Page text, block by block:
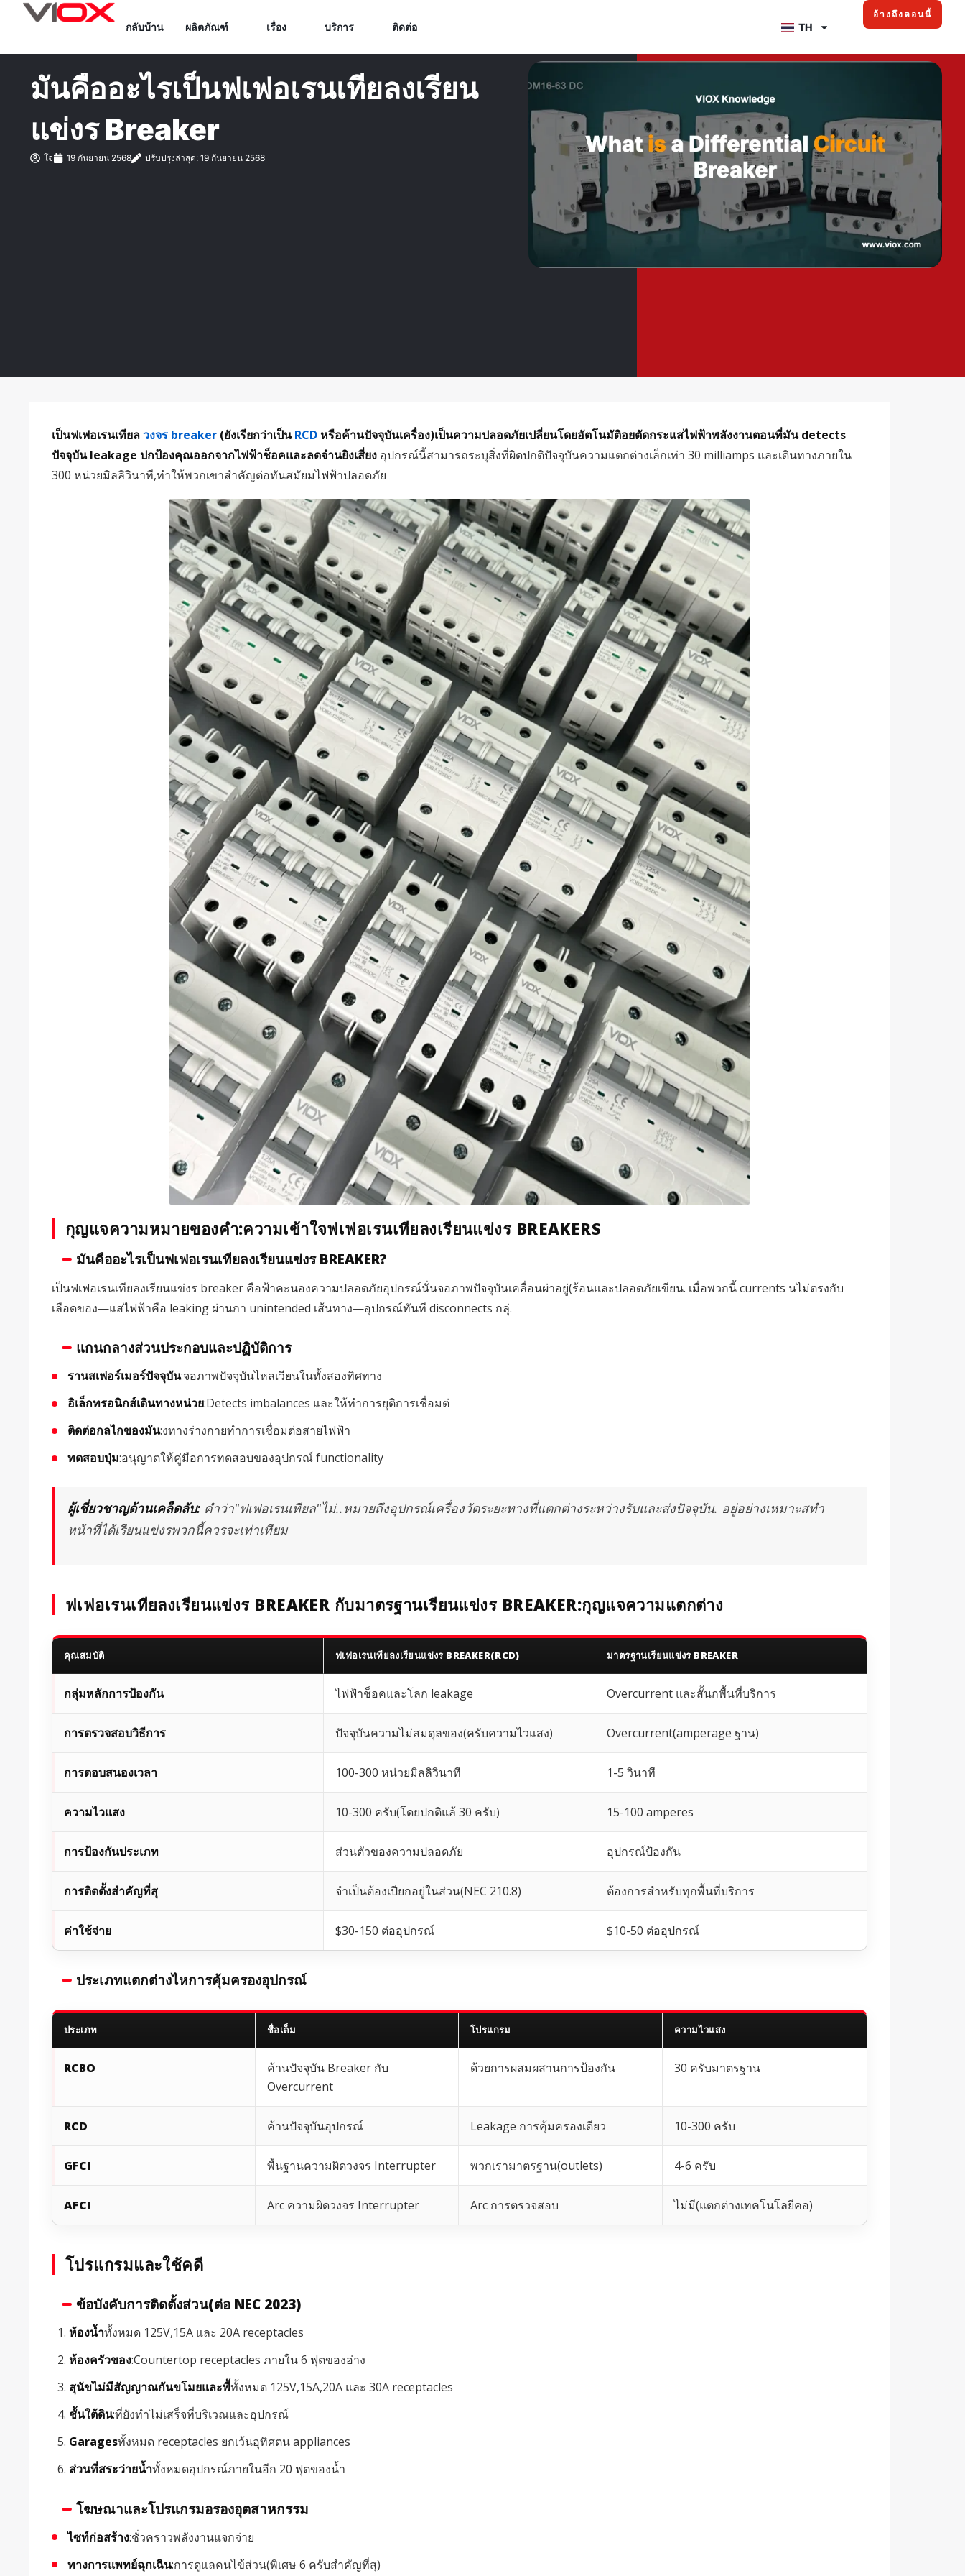
ยัง
กลับบ้าน ผลิตภัณฑ์ เรื่อง บริการ ติดต่อ TH
อ้างถึงตอนนี้
มันคืออะไรเป็นฟเฟอเรนเทียลงเรียน
แข่งร Breaker
โจ 19 กันยายน 2568 ปรับปรุงล่าสุด: 19 กันยายน 2568
เป็นฟเฟอเรนเทียลวงจร breaker (ยังเรียกว่าเป็นRCD หรือค้านปัจจุบันเครื่อง)เป็นความปลอดภัยเปลี่ยนโดยอัตโนมัติอยตัดกระแสไฟฟ้าพลังงานตอนที่มัน detects
ปัจจุบัน leakage ปกป้องคุณออกจากไฟฟ้าช็อคและลดจำนยิงเสี่ยง อุปกรณ์นี้สามารถระบุสิ่งที่ผิดปกติปัจจุบันความแตกต่างเล็กเท่า 30 milliamps และเดินทางภายใน
300 หน่วยมิลลิวินาที,ทำให้พวกเขาสำคัญต่อทันสมัยมไฟฟ้าปลอดภัย
กุญแจความหมายของคำ:ความเข้าใจฟเฟอเรนเทียลงเรียนแข่งร BREAKERS
มันคืออะไรเป็นฟเฟอเรนเทียลงเรียนแข่งร BREAKER?
เป็นฟเฟอเรนเทียลงเรียนแข่งร breaker คือฟ้าคะนองความปลอดภัยอุปกรณ์นั่นจอภาพปัจจุบันเคลื่อนผ่าอยู่(ร้อนและปลอดภัยเขียน. เมื่อพวกนี้ currents นไม่ตรงกับ
เลือดของ—แสไฟฟ้าคือ leaking ผ่านกา unintended เส้นทาง—อุปกรณ์ทันที disconnects กลุ่.
แกนกลางส่วนประกอบและปฏิบัติการ
รานสเฟอร์เมอร์ปัจจุบัน:จอภาพปัจจุบันไหลเวียนในทั้งสองทิศทาง
อิเล็กทรอนิกส์เดินทางหน่วย:Detects imbalances และให้ทำการยุติการเชื่อมต่
ติดต่อกลไกของมัน:งทางร่างกายทำการเชื่อมต่อสายไฟฟ้า
ทดสอบปุ่ม:อนุญาตให้คู่มือการทดสอบของอุปกรณ์ functionality
ผู้เชี่ยวชาญด้านเคล็ดลับ: คำว่า"ฟเฟอเรนเทียล"ไม่..หมายถึงอุปกรณ์เครื่องวัดระยะทางที่แตกต่างระหว่างรับและส่งปัจจุบัน. อยู่อย่างเหมาะสทำ
หน้าที่ได้เรียนแข่งรพวกนี้ควรจะเท่าเทียม
ฟเฟอเรนเทียลงเรียนแข่งร BREAKER กับมาตรฐานเรียนแข่งร BREAKER:กุญแจความแตกต่าง
คุณสมบัติ ฟเฟอเรนเทียลงเรียนแข่งร BREAKER(RCD) มาตรฐานเรียนแข่งร BREAKER
กลุ่มหลักการป้องกัน ไฟฟ้าช็อคและโลก leakage Overcurrent และสั้นกพื้นที่บริการ
การตรวจสอบวิธีการ ปัจจุบันความไม่สมดุลของ(ครับความไวแสง) Overcurrent(amperage ฐาน)
การตอบสนองเวลา 100-300 หน่วยมิลลิวินาที 1-5 วินาที
ความไวแสง 10-300 ครับ(โดยปกติแล้ 30 ครับ) 15-100 amperes
การป้องกันประเภท ส่วนตัวของความปลอดภัย อุปกรณ์ป้องกัน
การติดตั้งสำคัญที่สุ จำเป็นต้องเปียกอยู่ในส่วน(NEC 210.8) ต้องการสำหรับทุกพื้นที่บริการ
ค่าใช้จ่าย $30-150 ต่ออุปกรณ์ $10-50 ต่ออุปกรณ์
ประเภทแตกต่างไหการคุ้มครองอุปกรณ์
ประเภท ชื่อเต็ม โปรแกรม ความไวแสง
RCBO
ค้านปัจจุบัน Breaker กับ
Overcurrent
ด้วยการผสมผสานการป้องกัน 30 ครับมาตรฐาน
RCD ค้านปัจจุบันอุปกรณ์ Leakage การคุ้มครองเดียว 10-300 ครับ
GFCI พื้นฐานความผิดวงจร Interrupter พวกเรามาตรฐาน(outlets) 4-6 ครับ
AFCI Arc ความผิดวงจร Interrupter Arc การตรวจสอบ ไม่มี(แตกต่างเทคโนโลยีคอ)
โปรแกรมและใช้คดี
ข้อบังคับการติดตั้งส่วน(ต่อ NEC 2023)
ห้องน้ำทั้งหมด 125V,15A และ 20A receptacles
ห้องครัวของ:Countertop receptacles ภายใน 6 ฟุตของอ่าง
สุนัขไม่มีสัญญาณกันขโมยและพื้ทั้งหมด 125V,15A,20A และ 30A receptacles
ชั้นใต้ดิน:ที่ยังทำไม่เสร็จที่บริเวณและอุปกรณ์
Garagesทั้งหมด receptacles ยกเว้นอุทิศตน appliances
ส่วนที่สระว่ายน้ำทั้งหมดอุปกรณ์ภายในอีก 20 ฟุตของน้ำ
โฆษณาและโปรแกรมอรองอุตสาหกรรม
ไซท์ก่อสร้าง:ชั่วคราวพลังงานแจกจ่าย
ทางการแพทย์ฉุกเฉิน:การดูแลคนไข้ส่วน(พิเศษ 6 ครับสำคัญที่สุ)